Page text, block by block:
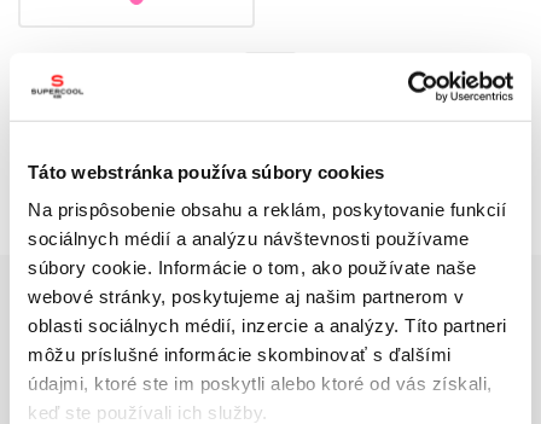
Táto webstránka používa súbory cookies
Na prispôsobenie obsahu a reklám, poskytovanie funkcií
sociálnych médií a analýzu návštevnosti používame
súbory cookie. Informácie o tom, ako používate naše
webové stránky, poskytujeme aj našim partnerom v
oblasti sociálnych médií, inzercie a analýzy. Títo partneri
môžu príslušné informácie skombinovať s ďalšími
údajmi, ktoré ste im poskytli alebo ktoré od vás získali,
keď ste používali ich služby.
PRIHLÁSTE SA DO NEWSLETTRA
Získajte informácie o fashion novinkách,
aktuálnych akciách a trendoch.